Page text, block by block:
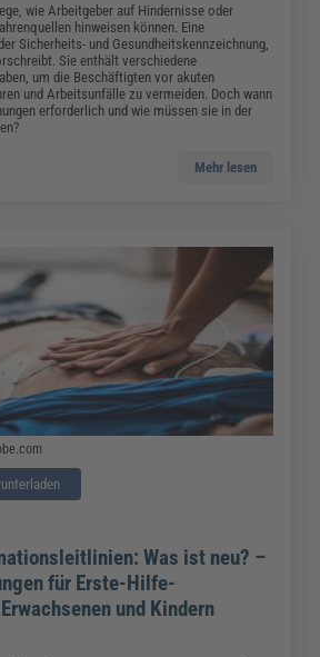
wie Arbeitgeber auf Hindernisse oder
hinweisen können. Eine
Sicherheits- und Gesundheitskennzeichnung,
Sie enthält verschiedene
um die Beschäftigten vor akuten
und Arbeitsunfälle zu vermeiden. Doch wann
erforderlich und wie müssen sie in der
Mehr lesen
Was ist neu? –
für Erste-Hilfe-
und Kindern